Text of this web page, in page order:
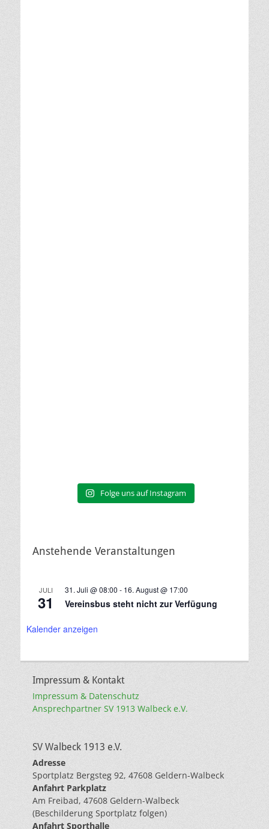
Folge uns auf Instagram
Anstehende Veranstaltungen
JULI
31
31. Juli @ 08:00 - 16. August @ 17:00
Vereinsbus steht nicht zur Verfügung
Kalender anzeigen
Impressum & Kontakt
Impressum & Datenschutz
Ansprechpartner SV 1913 Walbeck e.V.
SV Walbeck 1913 e.V.
Adresse
Sportplatz Bergsteg 92, 47608 Geldern-Walbeck
Anfahrt Parkplatz
Am Freibad, 47608 Geldern-Walbeck
(Beschilderung Sportplatz folgen)
Anfahrt Sporthalle